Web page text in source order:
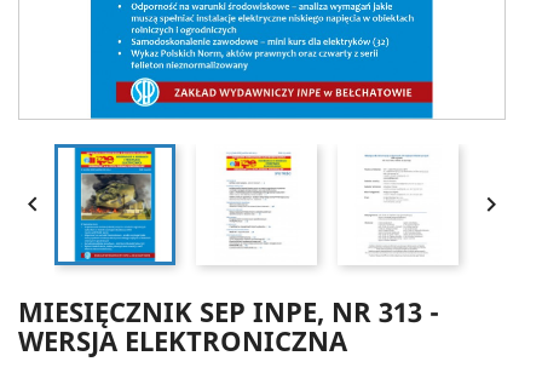
 
MIESIĘCZNIK SEP INPE, NR 313 -
WERSJA ELEKTRONICZNA